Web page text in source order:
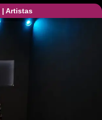
| Artistas